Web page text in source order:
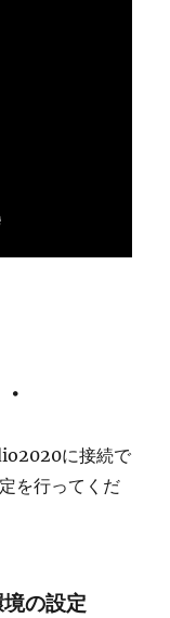
に接続で
を行ってくだ
の設定